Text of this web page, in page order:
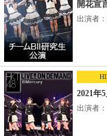
開花宣
出演者
2021年
出演者